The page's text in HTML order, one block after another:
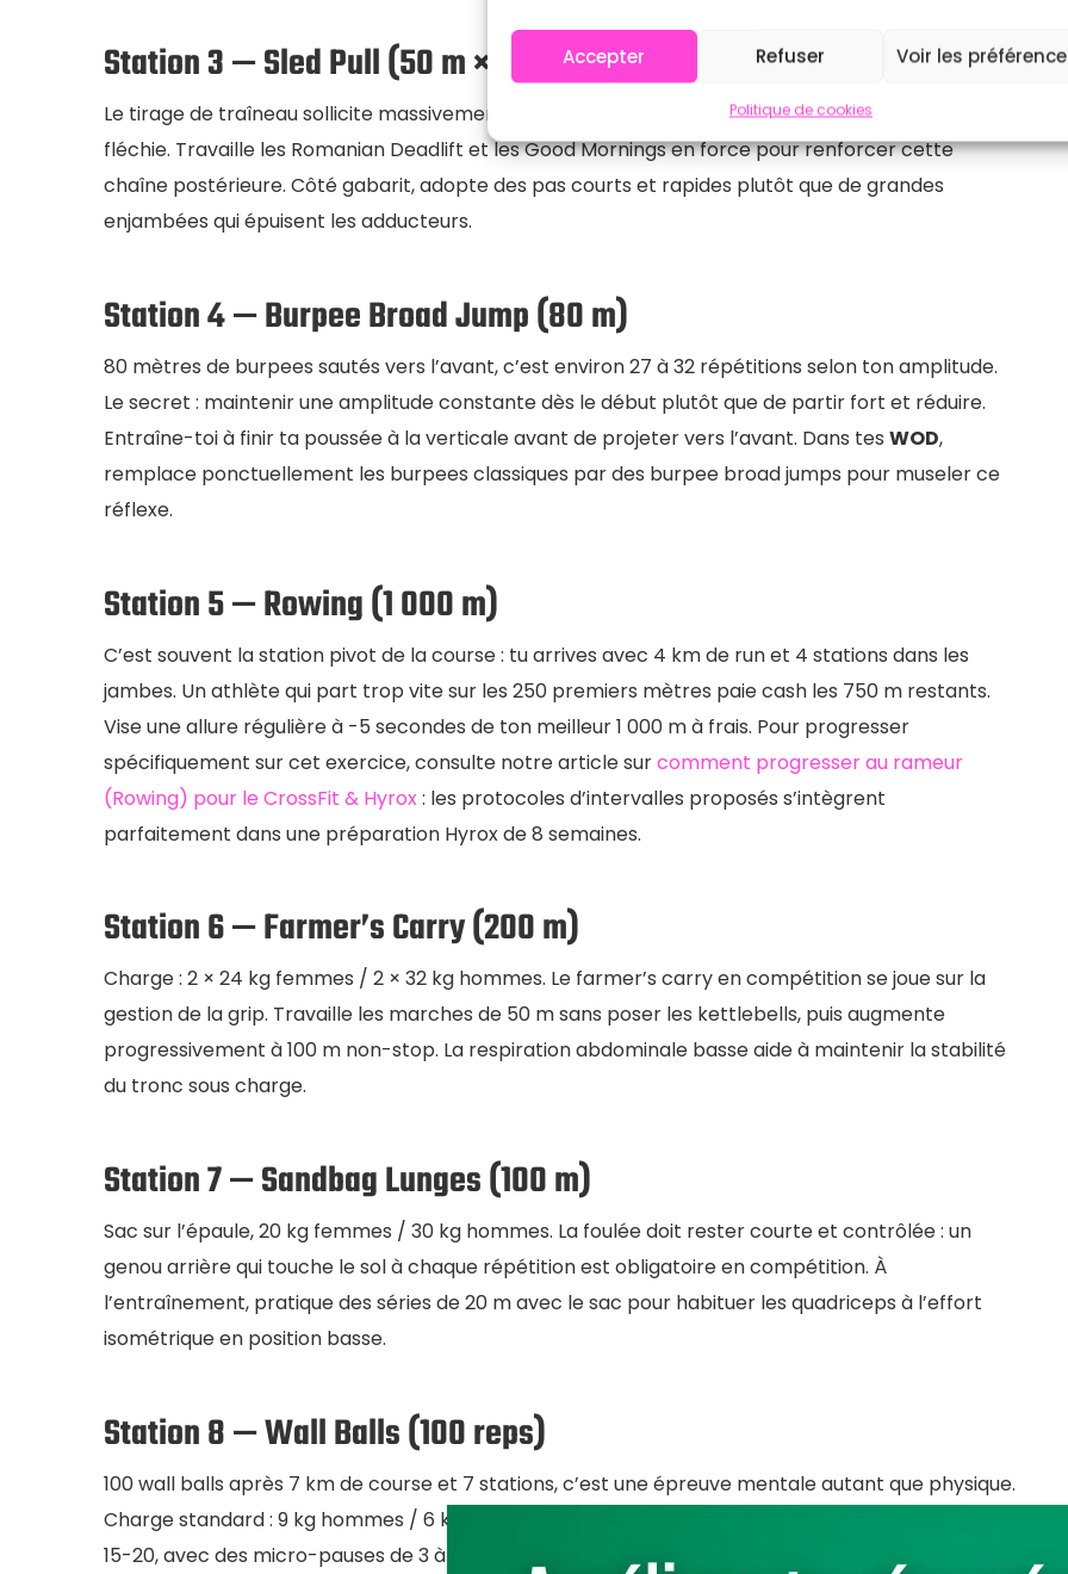
Accepter Refuser Voir les
Politique de cookies
Station 3 — Sled Pull (50 m × 2)
Le tirage de traîneau sollicite massivement les ischio-jambiers et les fessiers en position semi-
fléchie. Travaille les Romanian Deadlift et les Good Mornings en force pour renforcer cette
chaîne postérieure. Côté gabarit, adopte des pas courts et rapides plutôt que de grandes
enjambées qui épuisent les adducteurs.
Station 4 — Burpee Broad Jump (80 m)
80 mètres de burpees sautés vers l’avant, c’est environ 27 à 32 répétitions selon ton amplitude.
Le secret : maintenir une amplitude constante dès le début plutôt que de partir fort et réduire.
Entraîne-toi à finir ta poussée à la verticale avant de projeter vers l’avant. Dans tes WOD,
remplace ponctuellement les burpees classiques par des burpee broad jumps pour museler ce
réflexe.
Station 5 — Rowing (1 000 m)
C’est souvent la station pivot de la course : tu arrives avec 4 km de run et 4 stations dans les
jambes. Un athlète qui part trop vite sur les 250 premiers mètres paie cash les 750 m restants.
Vise une allure régulière à -5 secondes de ton meilleur 1 000 m à frais. Pour progresser
spécifiquement sur cet exercice, consulte notre article surcomment progresser au rameur
(Rowing) pour le CrossFit & Hyrox: les protocoles d’intervalles proposés s’intègrent
parfaitement dans une préparation Hyrox de 8 semaines.
Station 6 — Farmer’s Carry (200 m)
Charge : 2 × 24 kg femmes / 2 × 32 kg hommes. Le farmer’s carry en compétition se joue sur la
gestion de la grip. Travaille les marches de 50 m sans poser les kettlebells, puis augmente
progressivement à 100 m non-stop. La respiration abdominale basse aide à maintenir la stabilité
du tronc sous charge.
Station 7 — Sandbag Lunges (100 m)
Sac sur l’épaule, 20 kg femmes / 30 kg hommes. La foulée doit rester courte et contrôlée : un
genou arrière qui touche le sol à chaque répétition est obligatoire en compétition. À
l’entraînement, pratique des séries de 20 m avec le sac pour habituer les quadriceps à l’effort
isométrique en position basse.
Station 8 — Wall Balls (100 reps)
100 wall balls après 7 km de course et 7 stations, c’est une épreuve mentale autant que physique.
Charge standard : 9 kg hommes / 6 kg femmes. Stratégie recommandée : séries de 20-15-15-15-
15-20, avec des micro-pauses de 3 à 5 secondes plutôt qu’un lâcher complet de balle. Les